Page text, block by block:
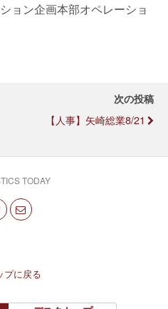
ョン企画本部オペレーショ
次の投稿
【人事】矢崎総業8/21
TODAY
プに戻る